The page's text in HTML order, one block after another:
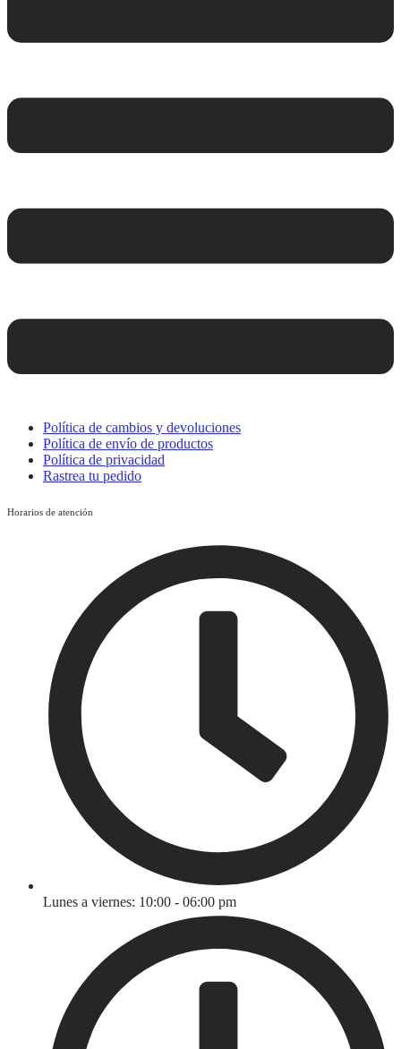
Política de cambios y devoluciones
Política de envío de productos
Política de privacidad
Rastrea tu pedido
Horarios de atención
Lunes a viernes: 10:00 - 06:00 pm